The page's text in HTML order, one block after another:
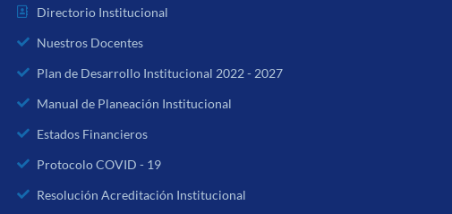
Directorio Institucional
Nuestros Docentes
Plan de Desarrollo Institucional 2022 - 2027
Manual de Planeación Institucional
Estados Financieros
Protocolo COVID - 19
Resolución Acreditación Institucional